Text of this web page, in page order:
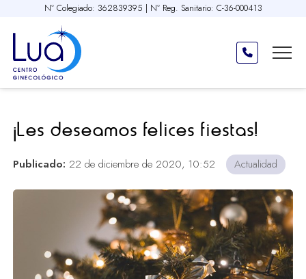
Nº Colegiado: 362839395 | Nº Reg. Sanitario: C-36-000413
¡Les deseamos felices fiestas!
Publicado: 22 de diciembre de 2020, 10:52 Actualidad